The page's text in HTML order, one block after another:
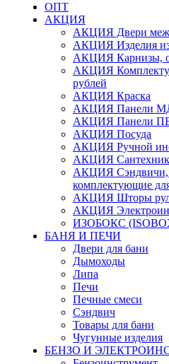
ОПТ
АКЦИЯ
АКЦИЯ Двери
АКЦИЯ Изделия из
АКЦИЯ Карнизы,
АКЦИЯ
рублей
АКЦИЯ Краска
АКЦИЯ Панели
АКЦИЯ Панели
АКЦИЯ Посуда
АКЦИЯ Ручной
АКЦИЯ
АКЦИЯ Сэндвичи,
комплектующие
АКЦИЯ Шторы
АКЦИЯ
ИЗОБОКС
БАНЯ И ПЕЧИ
Двери для бани
Дымоходы
Липа
Печи
Печные смеси
Сэндвич
Товары для бани
Чугунные изделия
БЕНЗО И